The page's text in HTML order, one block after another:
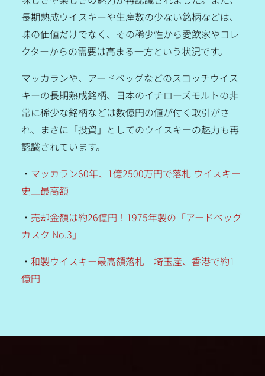
長期熟成ウイスキーや生産数の少ない銘柄などは、
味の価値だけでなく、その稀少性から愛飲家やコレ
クターからの需要は高まる一方という状況です。
マッカランや、アードベッグなどのスコッチウイス
キーの長期熟成銘柄、日本のイチローズモルトの非
常に稀少な銘柄などは数億円の値が付く取引がさ
れ、まさに「投資」としてのウイスキーの魅力も再
認識されています。
・ マッカラン60年、1億2500万円で落札 ウイスキー
史上最高額
・ 売却金額は約26億円！1975年製の「アードベッグ
カスク No.3」
・ 和製ウイスキー最高額落札 埼玉産、香港で約1
億円